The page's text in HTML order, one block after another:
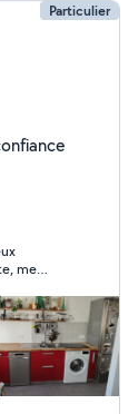
Particulier
toutes les types de travaux . confiance
me
déçu